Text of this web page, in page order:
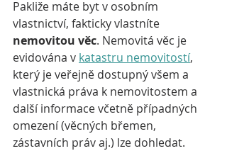
Pakliže máte byt v osobním
vlastnictví, fakticky vlastníte
nemovitou věc. Nemovitá věc je
evidována v katastru nemovitostí,
který je veřejně dostupný všem a
vlastnická práva k nemovitostem a
další informace včetně případných
omezení (věcných břemen,
zástavních práv aj.) lze dohledat.